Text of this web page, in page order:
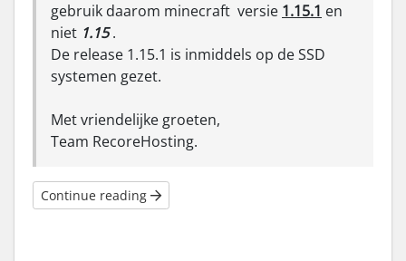
gebruik daarom minecraft versie 1.15.1 en
niet 1.15 .
De release 1.15.1 is inmiddels op de SSD
systemen gezet.
Met vriendelijke groeten,
Team RecoreHosting.
Continue reading